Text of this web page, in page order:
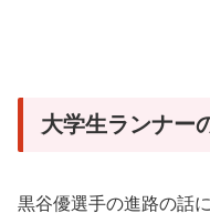
大学生ランナー
黒谷優選手の進路の話